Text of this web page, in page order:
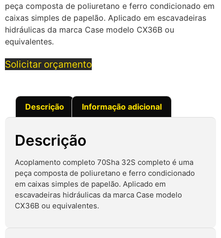
peça composta de poliuretano e ferro condicionado em
caixas simples de papelão. Aplicado em escavadeiras
hidráulicas da marca Case modelo CX36B ou
equivalentes.
Solicitar orçamento
Descrição Informação adicional
Descrição
Acoplamento completo 70Sha 32S completo é uma
peça composta de poliuretano e ferro condicionado
em caixas simples de papelão. Aplicado em
escavadeiras hidráulicas da marca Case modelo
CX36B ou equivalentes.